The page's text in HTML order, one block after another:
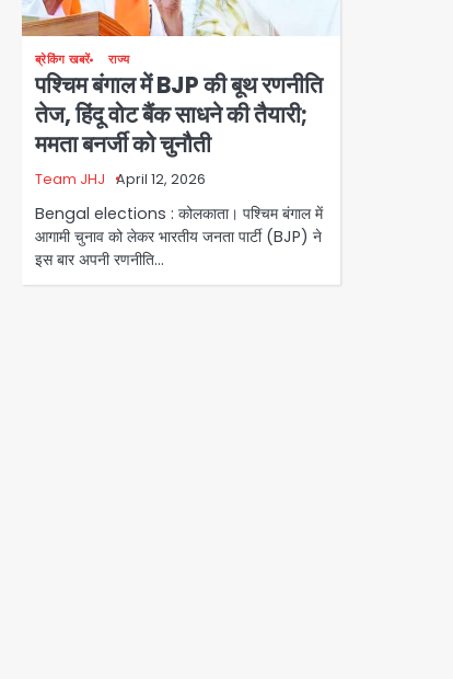
ब्रेकिंग खबरें राज्य
पश्चिम बंगाल में BJP की बूथ रणनीति
तेज, हिंदू वोट बैंक साधने की तैयारी;
ममता बनर्जी को चुनौती
Team JHJ April 12, 2026
Bengal elections : कोलकाता। पश्चिम बंगाल में
आगामी चुनाव को लेकर भारतीय जनता पार्टी (BJP) ने
इस बार अपनी रणनीति…